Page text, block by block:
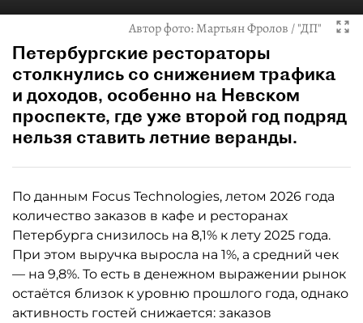
Автор фото:Мартьян Фролов / "ДП"
Петербургские рестораторы
столкнулись со снижением трафика
и доходов, особенно на Невском
проспекте, где уже второй год подряд
нельзя ставить летние веранды.
По данным Focus Technologies, летом 2026 года
количество заказов в кафе и ресторанах
Петербурга снизилось на 8,1% к лету 2025 года.
При этом выручка выросла на 1%, а средний чек
— на 9,8%. То есть в денежном выражении рынок
остаётся близок к уровню прошлого года, однако
активность гостей снижается: заказов